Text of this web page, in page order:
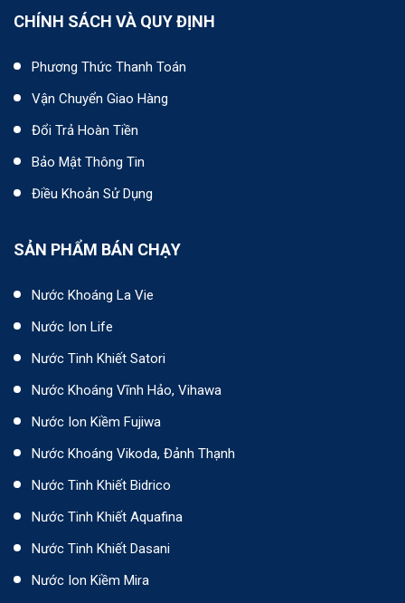
CHÍNH SÁCH VÀ QUY ĐỊNH
Phương Thức Thanh Toán
Vận Chuyển Giao Hàng
Đổi Trả Hoàn Tiền
Bảo Mật Thông Tin
Điều Khoản Sử Dụng
SẢN PHẨM BÁN CHẠY
Nước Khoáng La Vie
Nước Ion Life
Nước Tinh Khiết Satori
Nước Khoáng Vĩnh Hảo, Vihawa
Nước Ion Kiềm Fujiwa
Nước Khoáng Vikoda, Đảnh Thạnh
Nước Tinh Khiết Bidrico
Nước Tinh Khiết Aquafina
Nước Tinh Khiết Dasani
Nước Ion Kiềm Mira